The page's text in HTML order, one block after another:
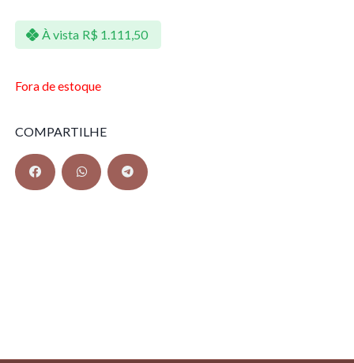
À vista R$ 1.111,50
Fora de estoque
COMPARTILHE